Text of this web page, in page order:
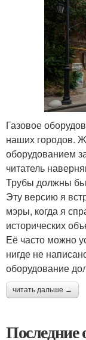
Газовое
наших городов.
оборудованием
читатель
Трубы должны
Эту версию я
мэры, когда я
исторических
Её часто можно
нигде не
оборудование
читать дальше →
Последние